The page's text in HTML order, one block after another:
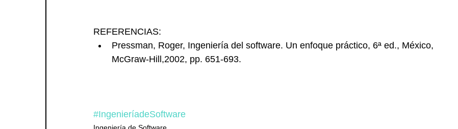
REFERENCIAS:
Pressman, Roger, Ingeniería del software. Un enfoque práctico, 6ª ed., México,
McGraw-Hill,2002, pp. 651-693.
#IngenieríadeSoftware